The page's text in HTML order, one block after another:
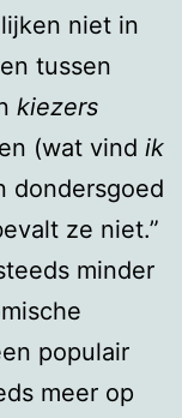
niet in
tussen
kiezers
(wat vind ik
dondersgoed
ze niet.”
minder
populair
meer op